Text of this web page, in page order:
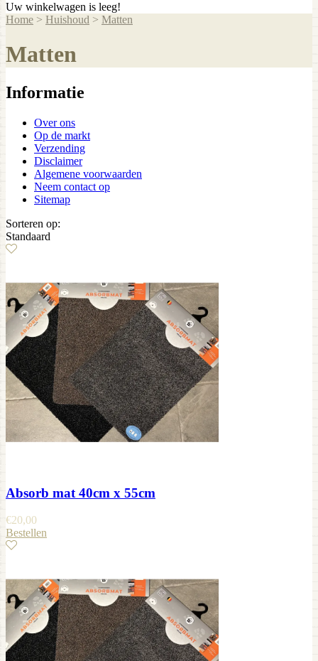
Uw winkelwagen is leeg!
Home > Huishoud > Matten
Matten
Informatie
Over ons
Op de markt
Verzending
Disclaimer
Algemene voorwaarden
Neem contact op
Sitemap
Sorteren op:
Standaard
Absorb mat 40cm x 55cm
€20,00
Bestellen